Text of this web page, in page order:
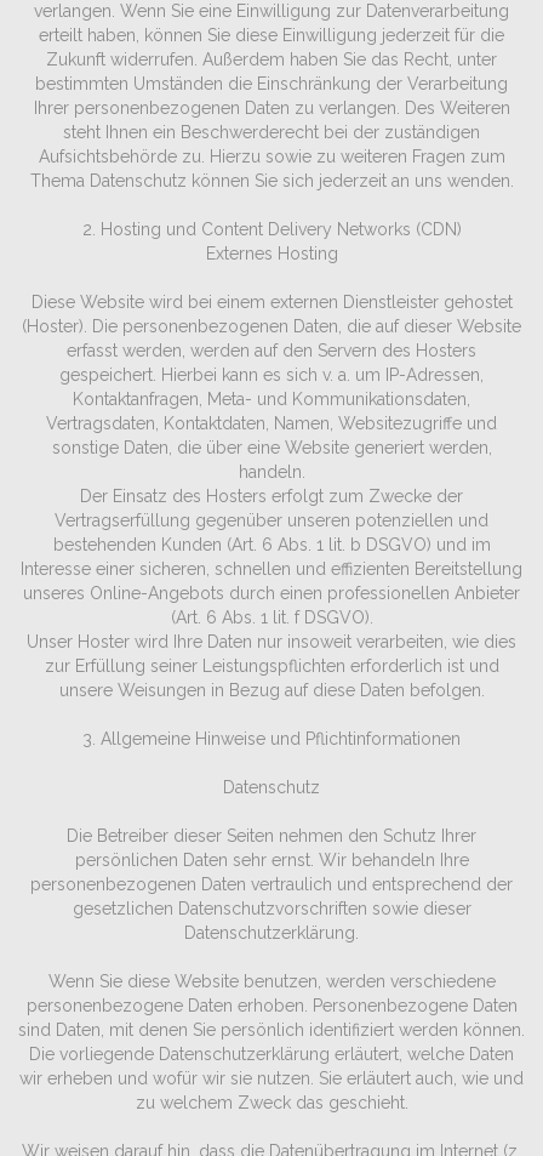
verlangen. Wenn Sie eine Einwilligung zur Datenverarbeitung
erteilt haben, können Sie diese Einwilligung jederzeit für die
Zukunft widerrufen. Außerdem haben Sie das Recht, unter
bestimmten Umständen die Einschränkung der Verarbeitung
Ihrer personenbezogenen Daten zu verlangen. Des Weiteren
steht Ihnen ein Beschwerderecht bei der zuständigen
Aufsichtsbehörde zu. Hierzu sowie zu weiteren Fragen zum
Thema Datenschutz können Sie sich jederzeit an uns wenden.
2. Hosting und Content Delivery Networks (CDN)
Externes Hosting
Diese Website wird bei einem externen Dienstleister gehostet
(Hoster). Die personenbezogenen Daten, die auf dieser Website
erfasst werden, werden auf den Servern des Hosters
gespeichert. Hierbei kann es sich v. a. um IP-Adressen,
Kontaktanfragen, Meta- und Kommunikationsdaten,
Vertragsdaten, Kontaktdaten, Namen, Websitezugriffe und
sonstige Daten, die über eine Website generiert werden,
handeln.
Der Einsatz des Hosters erfolgt zum Zwecke der
Vertragserfüllung gegenüber unseren potenziellen und
bestehenden Kunden (Art. 6 Abs. 1 lit. b DSGVO) und im
Interesse einer sicheren, schnellen und effizienten Bereitstellung
unseres Online-Angebots durch einen professionellen Anbieter
(Art. 6 Abs. 1 lit. f DSGVO).
Unser Hoster wird Ihre Daten nur insoweit verarbeiten, wie dies
zur Erfüllung seiner Leistungspflichten erforderlich ist und
unsere Weisungen in Bezug auf diese Daten befolgen.
3. Allgemeine Hinweise und Pflicht­informationen
Datenschutz
Die Betreiber dieser Seiten nehmen den Schutz Ihrer
persönlichen Daten sehr ernst. Wir behandeln Ihre
personenbezogenen Daten vertraulich und entsprechend der
gesetzlichen Datenschutzvorschriften sowie dieser
Datenschutzerklärung.
Wenn Sie diese Website benutzen, werden verschiedene
personenbezogene Daten erhoben. Personenbezogene Daten
sind Daten, mit denen Sie persönlich identifiziert werden können.
Die vorliegende Datenschutzerklärung erläutert, welche Daten
wir erheben und wofür wir sie nutzen. Sie erläutert auch, wie und
zu welchem Zweck das geschieht.
Wir weisen darauf hin, dass die Datenübertragung im Internet (z.